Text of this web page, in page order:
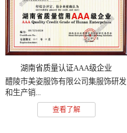
湖南省质量认证AAA级企业
醴陵市美姿服饰有限公司集服饰研发
和生产销...
查看了解